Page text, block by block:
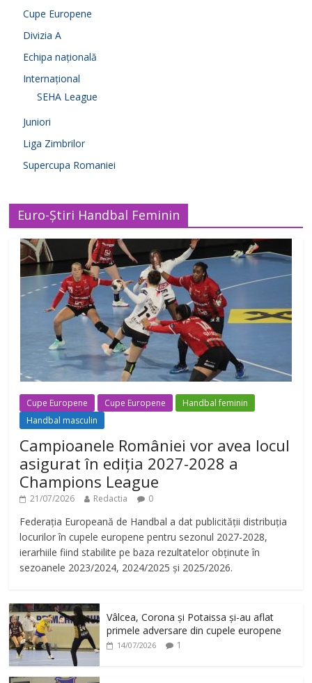
Cupe Europene
Divizia A
Echipa națională
Internațional
SEHA League
Juniori
Liga Zimbrilor
Supercupa Romaniei
Euro-Știri Handbal Feminin
Cupe Europene Cupe Europene
Handbal feminin
Handbal masculin
Campioanele României vor avea locul
asigurat în ediția 2027-2028 a
Champions League
21/07/2026 Redactia 0
Federația Europeană de Handbal a dat publicității distribuția
locurilor în cupele europene pentru sezonul 2027-2028,
ierarhiile fiind stabilite pe baza rezultatelor obținute în
sezoanele 2023/2024, 2024/2025 și 2025/2026.
Vâlcea, Corona și Potaissa și-au aflat
primele adversare din cupele europene
14/07/2026 1